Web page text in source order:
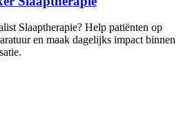
Slaaptherapie? Help patiënten op
en maak dagelijks impact binnen